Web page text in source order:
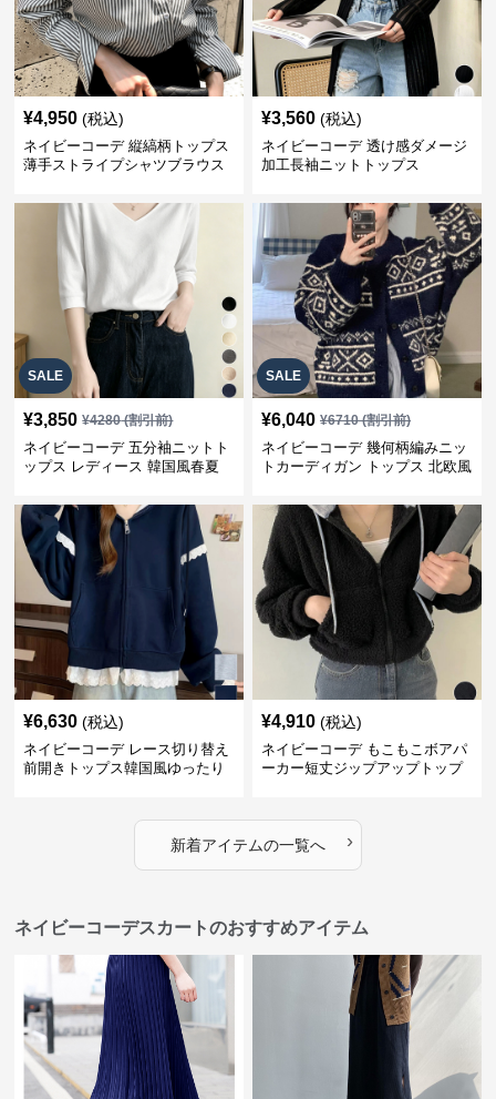
¥4,950 (税込)
ネイビーコーデ 縦縞柄トップス
薄手ストライプシャツブラウス
¥3,560 (税込)
ネイビーコーデ 透け感ダメージ
加工長袖ニットトップス
SALE
¥3,850 ¥4280(割引前)
ネイビーコーデ 五分袖ニットト
ップス レディース 韓国風春夏
SALE
¥6,040 ¥6710(割引前)
ネイビーコーデ 幾何柄編みニッ
トカーディガン トップス 北欧風
¥6,630 (税込)
ネイビーコーデ レース切り替え
前開きトップス韓国風ゆったり
¥4,910 (税込)
ネイビーコーデ もこもこボアパ
ーカー短丈ジップアップトップ
新着アイテムの一覧へ ›
ネイビーコーデスカートのおすすめアイテム